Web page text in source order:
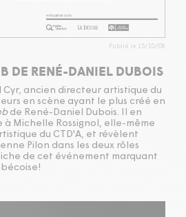
Publié le 15/10/08
DE RENÉ-DANIEL DUBOIS
Cyr, ancien directeur artistique du
en scène ayant le plus créé en
de René-Daniel Dubois. Il en
Michelle Rossignol, elle-même
du CTD'A, et révèlent
Pilon dans les deux rôles
de cet événement marquant